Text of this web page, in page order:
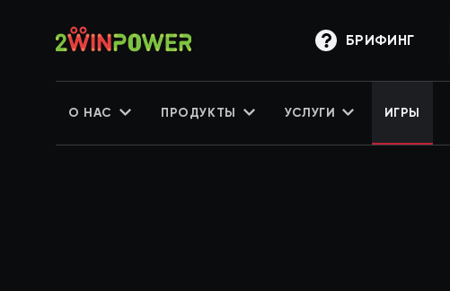
БРИФИНГ
О НАС ПРОДУКТЫ УСЛУГИ ИГРЫ